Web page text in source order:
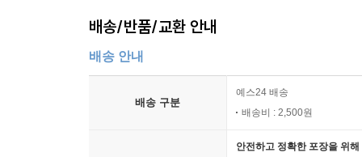
배송/반품/교환 안내
배송 안내
배송 구분
예스24 배송
배송비 : 2,500원
안전하고 정확한 포장을 위